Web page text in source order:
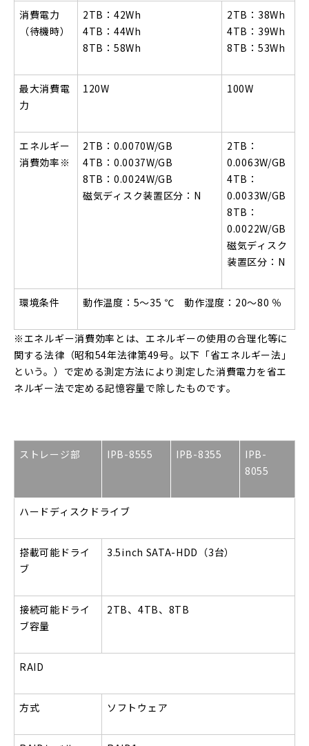
消費電力
（待機時）
2TB ：42Wh
4TB：44Wh
8TB：58Wh
2TB ：38Wh
4TB：39Wh
8TB：53Wh
最大消費電
力
120W 100W
エネルギー
消費効率※
2TB ：0.0070W/GB
4TB：0.0037W/GB
8TB：0.0024W/GB
磁気ディスク装置区分：N
2TB ：
0.0063W/GB
4TB：
0.0033W/GB
8TB：
0.0022W/GB
磁気ディスク
装置区分：N
環境条件 動作温度：5～35 ℃ 動作湿度：20～80 ％
※エネルギー消費効率とは、エネルギーの使用の合理化等に
関する法律（昭和54年法律第49号。以下「省エネルギー法」
という。）で定める測定方法により測定した消費電力を省エ
ネルギー法で定める記憶容量で除したものです。
ストレージ部 IPB-8555 IPB-8355
IPB-
8055
ハードディスクドライブ
搭載可能ドライ
ブ
3.5inch SATA-HDD （3台）
接続可能ドライ
ブ容量
2TB、4TB、8TB
RAID
方式 ソフトウェア